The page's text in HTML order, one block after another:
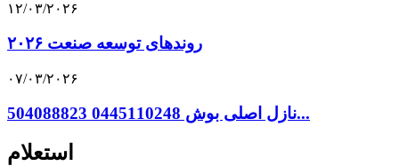
۱۲/۰۳/۲۰۲۶
روندهای توسعه صنعت ۲۰۲۶
۰۷/۰۳/۲۰۲۶
نازل اصلی بوش 0445110248 504088823...
استعلام